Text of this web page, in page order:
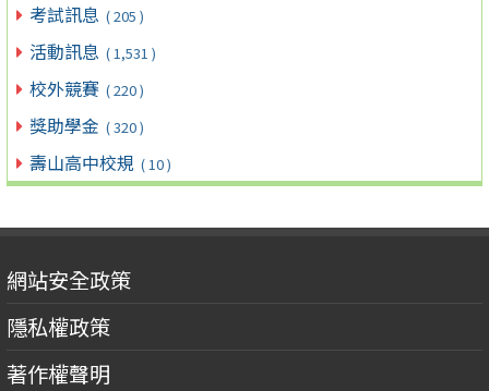
考試訊息 ( 205 )
活動訊息 ( 1,531 )
校外競賽 ( 220 )
獎助學金 ( 320 )
壽山高中校規 ( 10 )
網站安全政策
隱私權政策
著作權聲明